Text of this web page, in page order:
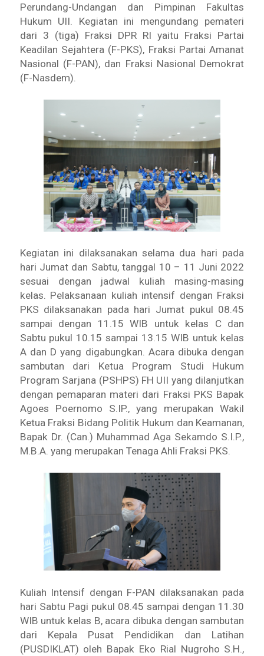
Perundang-Undangan dan Pimpinan Fakultas
Hukum UII. Kegiatan ini mengundang pemateri
dari 3 (tiga) Fraksi DPR RI yaitu Fraksi Partai
Keadilan Sejahtera (F-PKS), Fraksi Partai Amanat
Nasional (F-PAN), dan Fraksi Nasional Demokrat
(F-Nasdem).
Kegiatan ini dilaksanakan selama dua hari pada
hari Jumat dan Sabtu, tanggal 10 – 11 Juni 2022
sesuai dengan jadwal kuliah masing-masing
kelas. Pelaksanaan kuliah intensif dengan Fraksi
PKS dilaksanakan pada hari Jumat pukul 08.45
sampai dengan 11.15 WIB untuk kelas C dan
Sabtu pukul 10.15 sampai 13.15 WIB untuk kelas
A dan D yang digabungkan. Acara dibuka dengan
sambutan dari Ketua Program Studi Hukum
Program Sarjana (PSHPS) FH UII yang dilanjutkan
dengan pemaparan materi dari Fraksi PKS Bapak
Agoes Poernomo S.IP., yang merupakan Wakil
Ketua Fraksi Bidang Politik Hukum dan Keamanan,
Bapak Dr. (Can.) Muhammad Aga Sekamdo S.I.P.,
M.B.A. yang merupakan Tenaga Ahli Fraksi PKS.
Kuliah Intensif dengan F-PAN dilaksanakan pada
hari Sabtu Pagi pukul 08.45 sampai dengan 11.30
WIB untuk kelas B, acara dibuka dengan sambutan
dari Kepala Pusat Pendidikan dan Latihan
(PUSDIKLAT) oleh Bapak Eko Rial Nugroho S.H.,